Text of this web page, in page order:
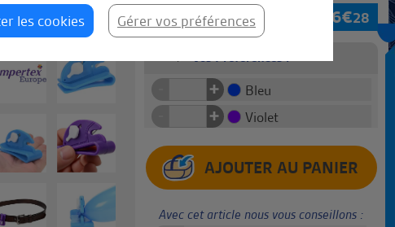
les cookies Gérer vos préférences
ballon couteau TARIF 6€28
Vos Préférences :
Bleu
+
Violet
+
Avec cet article nous vous conseillons :